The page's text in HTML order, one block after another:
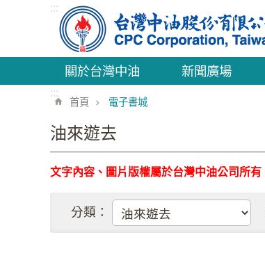
跳到主要內容區塊
:::
關於台灣中油 新聞廣場
:::
首頁 電子書城
油來遊去
文字內容、圖片版權屬於台灣中油公司所
分類：